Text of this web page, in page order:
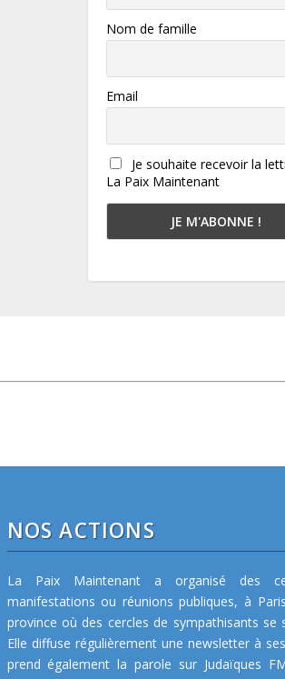
Nom de famille
Email
Je souhaite recevoir la
La Paix Maintenant
NOS ACTIONS
La Paix Maintenant a organisé des
manifestations ou réunions publiques, à
province où des cercles de sympathisants se
Elle diffuse régulièrement une newsletter à
prend également la parole sur Judaïques